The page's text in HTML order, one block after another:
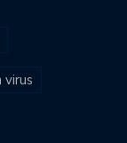
virus